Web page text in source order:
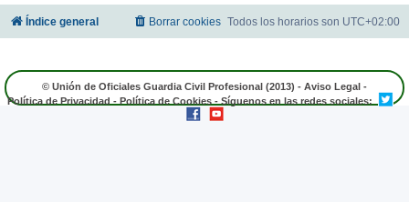
Índice general Todos los horarios son UTC+02:00
Borrar cookies
© Unión de Oficiales Guardia Civil Profesional (2013) - Aviso Legal -
Política de Privacidad-Política de Cookies- Síguenos en las redes sociales: